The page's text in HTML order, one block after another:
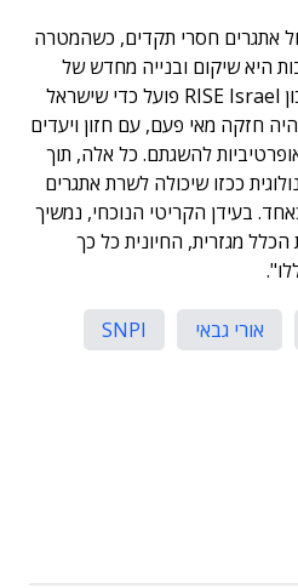
אתגרים חסרי תקדים, כשהמטרה
היא שיקום ובנייה מחדש של
מדינה יציבה וחסינה יותר. מכון RISE Israel פועל כדי שישראל
חזקה מאי פעם, עם חזון ויעדים
להשגתם. כל אלה, תוך
ככזו שיכולה לשרת אתגרים
בעידן הקריטי הנוכחי, נמשיך
הכלל מגזרית, החיונית כל כך
אורי גבאי
SNPI